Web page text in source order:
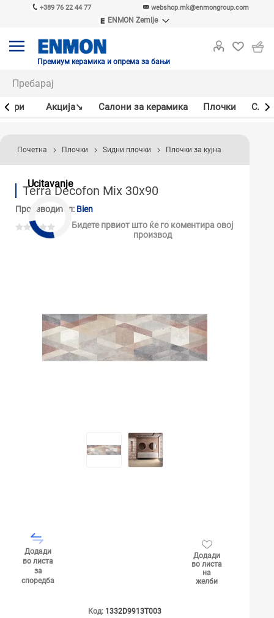
+389 76 22 44 77 webshop.mk@enmongroup.com
ENMON Zemlje
ENMON MKD
Премиум керамика и опрема за бањи
Акцијa↘ Салони за керамика Плочки
Ucitavanje
Почетна Плочки Ѕидни плочки Плочки за кујна
Terra Decofon Mix 30x90
Производител: Bien
Бидете првиот што ќе го коментира овој
производ
Додади
во листа
за
споредба
Додади
во листа
на
желби
Код: 1332D9913T003